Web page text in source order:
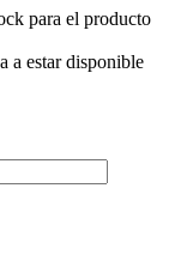
para el producto
a estar disponible